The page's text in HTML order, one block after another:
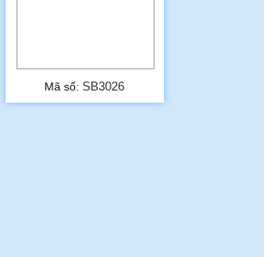
Mã số: SB3026